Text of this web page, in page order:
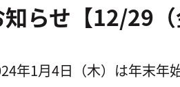
らせ【12/29（
年1月4日（木）は年末年